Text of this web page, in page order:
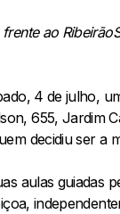
ao
4 de julho,
655, Jardim
decidiu ser a
aulas guiadas